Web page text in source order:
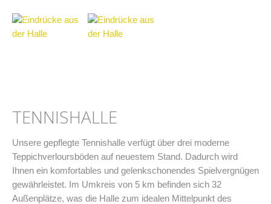
TENNISHALLE
Unsere gepflegte Tennishalle verfügt über drei moderne
Teppichverloursböden auf neuestem Stand. Dadurch wird
Ihnen ein komfortables und gelenkschonendes Spielvergnügen
gewährleistet. Im Umkreis von 5 km befinden sich 32
Außenplätze, was die Halle zum idealen Mittelpunkt des